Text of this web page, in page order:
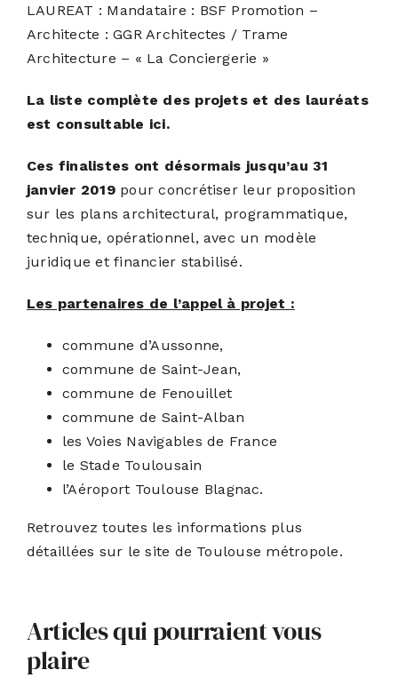
LAUREAT : Mandataire : BSF Promotion –
Architecte : GGR Architectes / Trame
Architecture – « La Conciergerie »
La liste complète des projets et des lauréats
est consultable ici.
Ces finalistes ont désormais jusqu’au 31
janvier 2019pour concrétiser leur proposition
sur les plans architectural, programmatique,
technique, opérationnel, avec un modèle
juridique et financier stabilisé.
Les partenaires de l’appel à projet :
commune d’Aussonne,
commune de Saint-Jean,
commune de Fenouillet
commune de Saint-Alban
les Voies Navigables de France
le Stade Toulousain
l’Aéroport Toulouse Blagnac.
Retrouvez toutes les informations plus
détaillées sur le site de Toulouse métropole.
Articles qui pourraient vous
plaire